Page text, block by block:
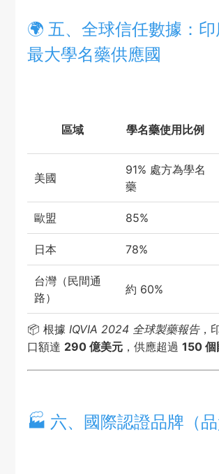
🌍 五、全球信任數據：
最大學名藥供應國
區域 學名藥使用比例
美國
91% 處方為學名
藥
歐盟 85%
日本 78%
台灣（民間通
路）
約 60%
📦 根據 IQVIA 2024 全球製藥報告，
口額達 290 億美元，供應超過 150 個
🏭 六、國際認證品牌（品